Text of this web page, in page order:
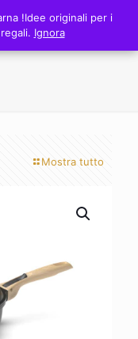
0 0,00 €
Mostra tutto
!Idee originali per i
Ignora
!Idee originali per i
Ignora